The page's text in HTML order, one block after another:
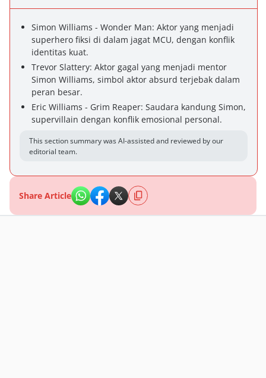
Simon Williams - Wonder Man: Aktor yang menjadi
superhero fiksi di dalam jagat MCU, dengan konflik
identitas kuat.
Trevor Slattery: Aktor gagal yang menjadi mentor
Simon Williams, simbol aktor absurd terjebak dalam
peran besar.
Eric Williams - Grim Reaper: Saudara kandung Simon,
supervillain dengan konflik emosional personal.
This section summary was AI-assisted and reviewed by our
editorial team.
Share Article